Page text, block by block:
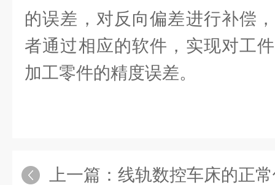
的误差，对反向偏差进行补偿
者通过相应的软件，实现对工
加工零件的精度误差。
上一篇： 线轨数控车床的正常使